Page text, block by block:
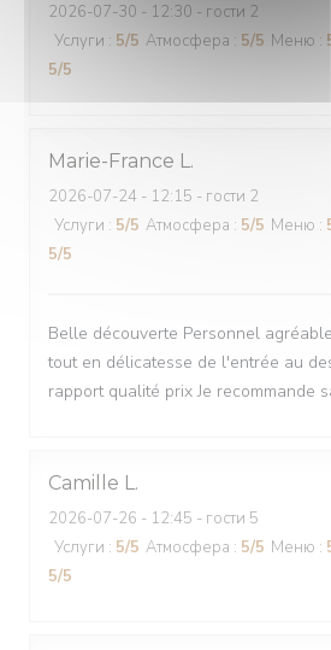
2026-07-30 - 12:30 - гости 2
Услуги : 5/5 Атмосфера : 5/5 Меню :
5/5
Marie-France L
2026-07-24 - 12:15 - гости 2
Услуги : 5/5 Атмосфера : 5/5 Меню :
5/5
Belle découverte Personnel
tout en délicatesse de l'entrée au
rapport qualité prix Je recommande
Camille L
2026-07-26 - 12:45 - гости 5
Услуги : 5/5 Атмосфера : 5/5 Меню :
5/5